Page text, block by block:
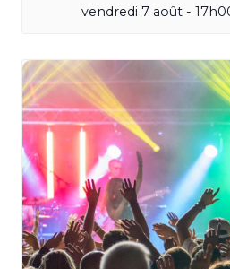
vendredi 7 août -